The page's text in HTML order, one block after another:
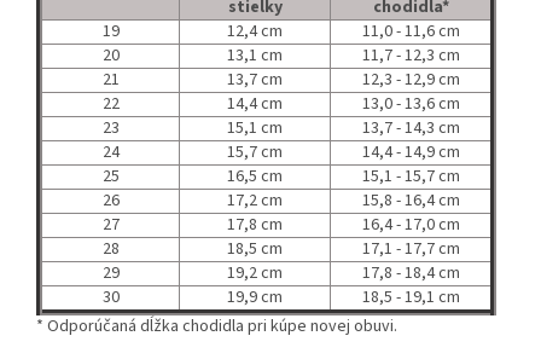
stielky
chodidla*
19
12,4 cm
11,0 - 11,6 cm
20
13,1 cm
11,7 - 12,3 cm
21
13,7 cm
12,3 - 12,9 cm
22
14,4 cm
13,0 - 13,6 cm
23
15,1 cm
13,7 - 14,3 cm
24
15,7 cm
14,4 - 14,9 cm
25
16,5 cm
15,1 - 15,7 cm
26
17,2 cm
15,8 - 16,4 cm
27
17,8 cm
16,4 - 17,0 cm
28
18,5 cm
17,1 - 17,7 cm
29
19,2 cm
17,8 - 18,4 cm
30
19,9 cm
18,5 - 19,1 cm
* Odporúčaná dĺžka chodidla pri kúpe novej obuvi.